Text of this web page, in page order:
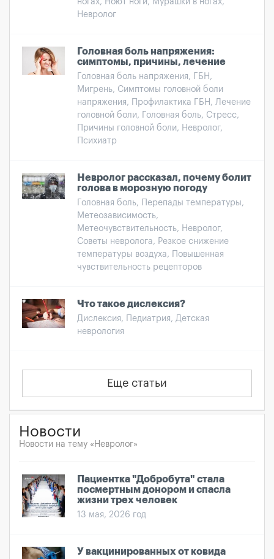
ногах, Ноют ноги, Мурашки в ногах,
Невролог
Головная боль напряжения:
симптомы, причины, лечение
Головная боль напряжения, ГБН,
Мигрень, Симптомы головной боли
напряжения, Профилактика ГБН, Лечение
головной боли, Головная боль, Стресс,
Причины головной боли, Невролог,
Психиатр
Невролог рассказал, почему болит
голова в морозную погоду
Головная боль, Перепады температуры,
Метеозависимость,
Метеочувствительность, Невролог,
Советы невролога, Резкое снижение
температуры воздуха, Повышенная
чувствительность рецепторов
Что такое дислексия?
Дислексия, Педиатрия, Детская
неврология
Еще статьи
Новости
Новости на тему «Невролог»
Пациентка "Добробута" стала
посмертным донором и спасла
жизни трех человек
13 мая, 2026 год
У вакцинированных от ковида